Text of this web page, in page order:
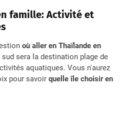
famille: Activité et
où aller en Thaïlande en
sud sera la destination plage de
aquatiques. Vous n'aurez
pour savoir quelle île choisir en